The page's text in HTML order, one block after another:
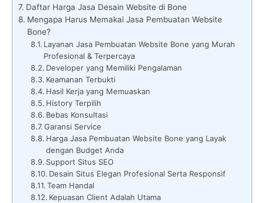
Daftar Harga Jasa Desain Website di Bone
Mengapa Harus Memakai Jasa Pembuatan Website
Bone?
Layanan Jasa Pembuatan Website Bone yang Murah
Profesional & Terpercaya
Developer yang Memiliki Pengalaman
Keamanan Terbukti
Hasil Kerja yang Memuaskan
History Terpilih
Bebas Konsultasi
Garansi Service
Harga Jasa Pembuatan Website Bone yang Layak
dengan Budget Anda
Support Situs SEO
Desain Situs Elegan Profesional Serta Responsif
Team Handal
Kepuasan Client Adalah Utama